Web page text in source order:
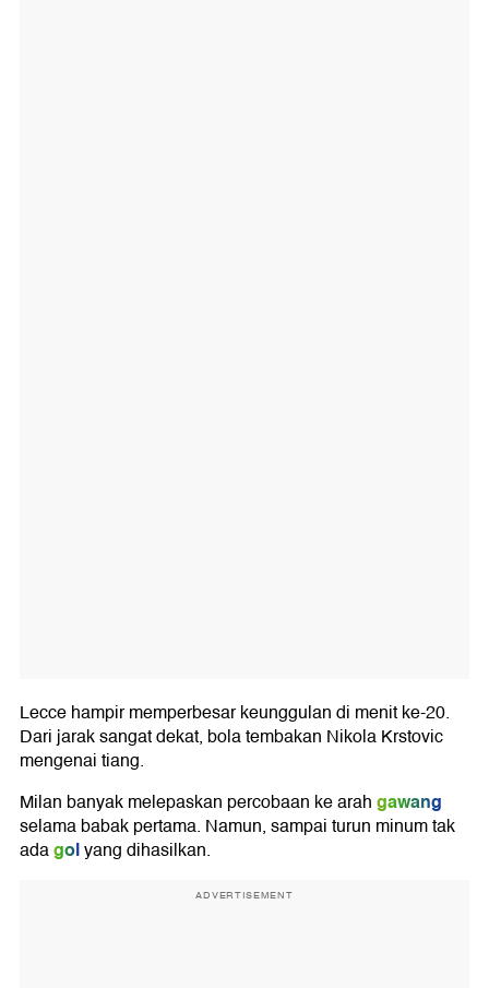
Lecce hampir memperbesar keunggulan di menit ke-20.
Dari jarak sangat dekat, bola tembakan Nikola Krstovic
mengenai tiang.
Milan banyak melepaskan percobaan ke arahgawang
selama babak pertama. Namun, sampai turun minum tak
adagolyang dihasilkan.
ADVERTISEMENT